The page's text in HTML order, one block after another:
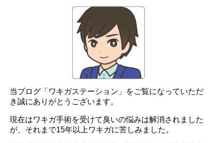
当ブログ「ワキガステーション」をご覧になっていただ
き誠にありがとうございます。
現在はワキガ手術を受けて臭いの悩みは解消されました
が、それまで15年以上ワキガに苦しみました。